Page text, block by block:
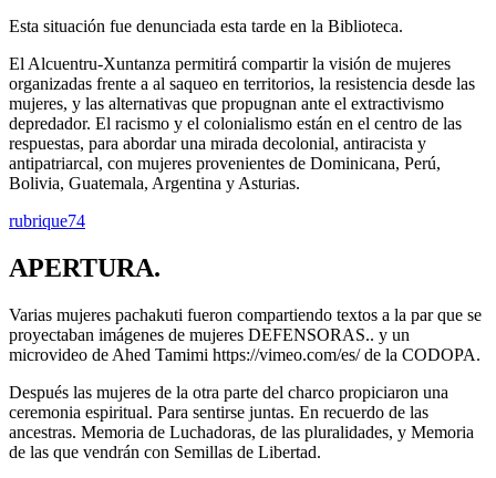
Esta situación fue denunciada esta tarde en la Biblioteca.
El Alcuentru-Xuntanza permitirá compartir la visión de mujeres
organizadas frente a al saqueo en territorios, la resistencia desde las
mujeres, y las alternativas que propugnan ante el extractivismo
depredador. El racismo y el colonialismo están en el centro de las
respuestas, para abordar una mirada decolonial, antiracista y
antipatriarcal, con mujeres provenientes de Dominicana, Perú,
Bolivia, Guatemala, Argentina y Asturias.
rubrique74
APERTURA.
Varias mujeres pachakuti fueron compartiendo textos a la par que se
proyectaban imágenes de mujeres DEFENSORAS.. y un
microvideo de Ahed Tamimi https://vimeo.com/es/ de la CODOPA.
Después las mujeres de la otra parte del charco propiciaron una
ceremonia espiritual. Para sentirse juntas. En recuerdo de las
ancestras. Memoria de Luchadoras, de las pluralidades, y Memoria
de las que vendrán con Semillas de Libertad.